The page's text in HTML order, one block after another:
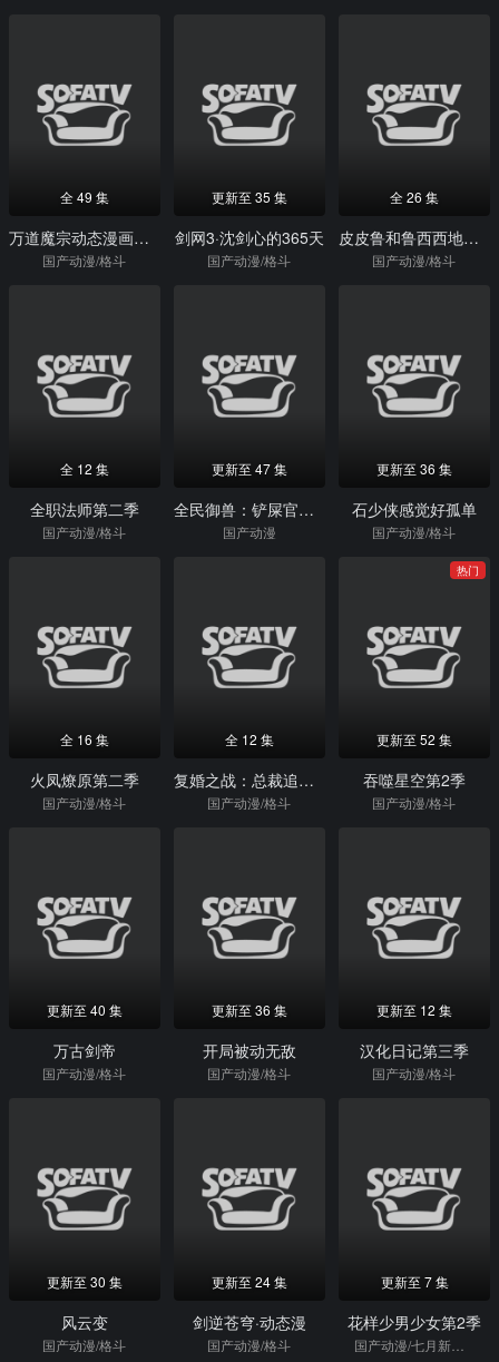
全 49 集
万道魔宗动态漫画第1季
国产动漫/格斗
更新至 35 集
剑网3·沈剑心的365天
国产动漫/格斗
全 26 集
皮皮鲁和鲁西西地球之钟奇遇记2
国产动漫/格斗
全 12 集
全职法师第二季
国产动漫/格斗
更新至 47 集
全民御兽：铲屎官首富开局动态漫画
国产动漫
更新至 36 集
石少侠感觉好孤单
国产动漫/格斗
全 16 集
火凤燎原第二季
国产动漫/格斗
全 12 集
复婚之战：总裁追妻路漫漫动态漫画
国产动漫/格斗
热门
更新至 52 集
吞噬星空第2季
国产动漫/格斗
更新至 40 集
万古剑帝
国产动漫/格斗
更新至 36 集
开局被动无敌
国产动漫/格斗
更新至 12 集
汉化日记第三季
国产动漫/格斗
更新至 30 集
风云变
国产动漫/格斗
更新至 24 集
剑逆苍穹·动态漫
国产动漫/格斗
更新至 7 集
花样少男少女第2季
国产动漫/七月新番/热血/日本动漫